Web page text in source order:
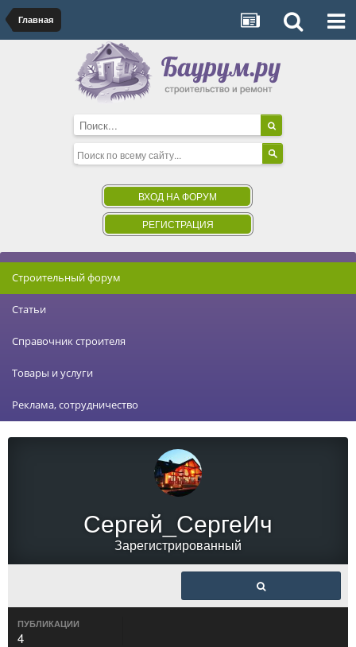
Главная
ВХОД НА ФОРУМ
РЕГИСТРАЦИЯ
Строительный форум
Статьи
Справочник строителя
Товары и услуги
Реклама, сотрудничество
Сергей_СергеИч
Зарегистрированный
ПУБЛИКАЦИИ
4